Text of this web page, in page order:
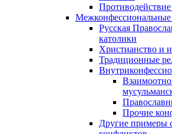
Русская
католики
Христианство и
Традиционные
Прочие
Другие примеры